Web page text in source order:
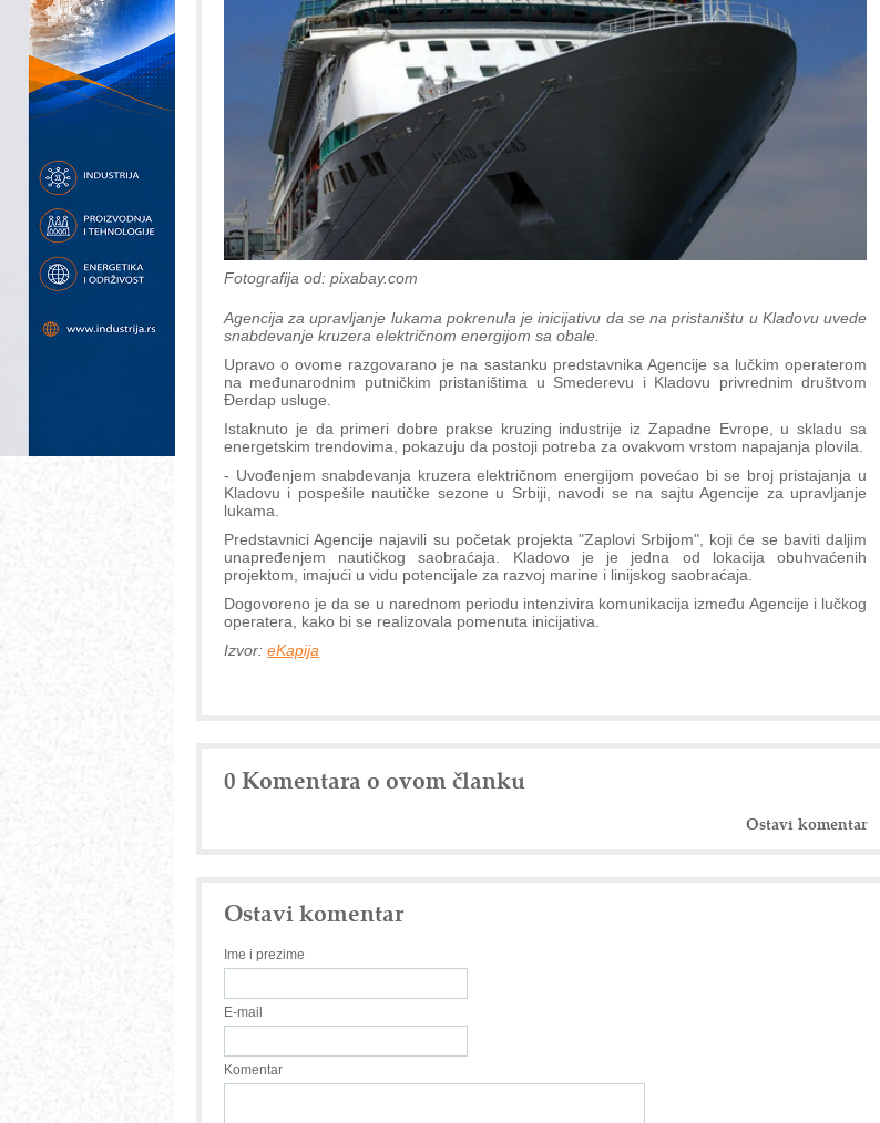
Fotografija od: pixabay.com
Agencija za upravljanje lukama pokrenula je inicijativu da se na pristaništu u Kladovu uvede
snabdevanje kruzera električnom energijom sa obale.
Upravo o ovome razgovarano je na sastanku predstavnika Agencije sa lučkim operaterom
na međunarodnim putničkim pristaništima u Smederevu i Kladovu privrednim društvom
Đerdap usluge.
Istaknuto je da primeri dobre prakse kruzing industrije iz Zapadne Evrope, u skladu sa
energetskim trendovima, pokazuju da postoji potreba za ovakvom vrstom napajanja plovila.
- Uvođenjem snabdevanja kruzera električnom energijom povećao bi se broj pristajanja u
Kladovu i pospešile nautičke sezone u Srbiji, navodi se na sajtu Agencije za upravljanje
lukama.
Predstavnici Agencije najavili su početak projekta "Zaplovi Srbijom", koji će se baviti daljim
unapređenjem nautičkog saobraćaja. Kladovo je je jedna od lokacija obuhvaćenih
projektom, imajući u vidu potencijale za razvoj marine i linijskog saobraćaja.
Dogovoreno je da se u narednom periodu intenzivira komunikacija između Agencije i lučkog
operatera, kako bi se realizovala pomenuta inicijativa.
Izvor: eKapija
0 Komentara o ovom članku
Ostavi komentar
Ostavi komentar
Ime i prezime
E-mail
Komentar